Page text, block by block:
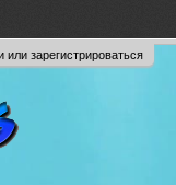
или зарегистрироваться